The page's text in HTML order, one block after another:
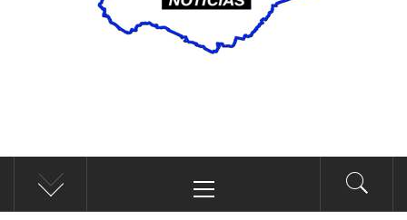
ÁNDALE NOTICIAS
Noticias
principal